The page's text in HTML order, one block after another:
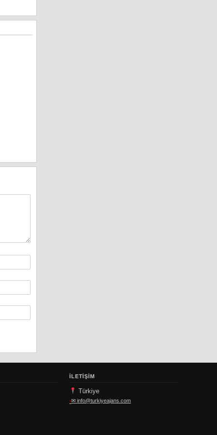
İLETIŞIM
Türkiye
✉info@turkiyeajans.com